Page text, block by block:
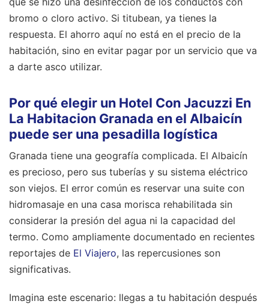
bromo o cloro activo. Si titubean, ya tienes la
respuesta. El ahorro aquí no está en el precio de la
habitación, sino en evitar pagar por un servicio que va
a darte asco utilizar.
Por qué elegir un Hotel Con Jacuzzi En
La Habitacion Granada en el Albaicín
puede ser una pesadilla logística
Granada tiene una geografía complicada. El Albaicín
es precioso, pero sus tuberías y su sistema eléctrico
son viejos. El error común es reservar una suite con
hidromasaje en una casa morisca rehabilitada sin
considerar la presión del agua ni la capacidad del
termo. Como ampliamente documentado en recientes
reportajes de El Viajero, las repercusiones son
significativas.
Imagina este escenario: llegas a tu habitación después